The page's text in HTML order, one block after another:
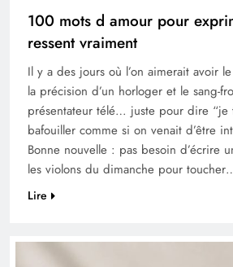
100 mots d amour pour
ressent vraiment
Il y a des jours où l’on aimerait avoir
la précision d’un horloger et le sang-
présentateur télé… juste pour dire “je
bafouiller comme si on venait d’être
Bonne nouvelle : pas besoin d’écrire
les violons du dimanche pour
Lire